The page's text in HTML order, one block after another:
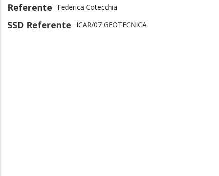
Referente Federica Cotecchia
SSD Referente ICAR/07 GEOTECNICA